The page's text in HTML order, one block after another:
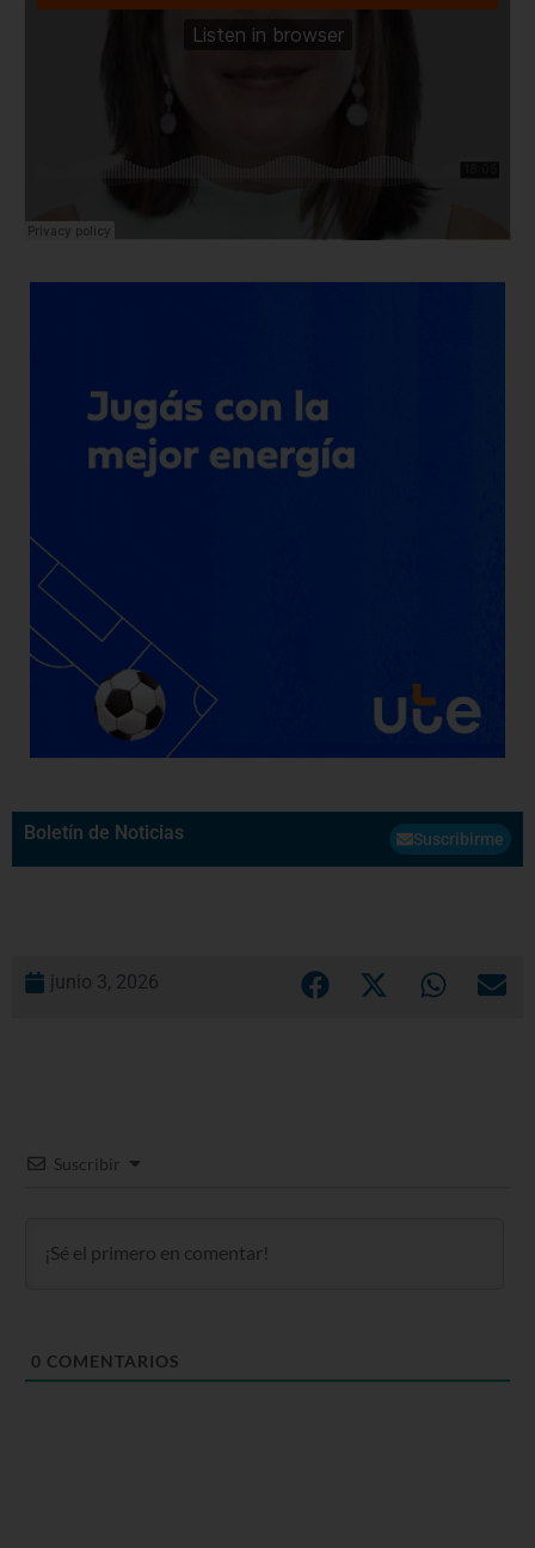
Boletín de Noticias Suscribirme
junio 3, 2026
Suscribir
0 COMENTARIOS